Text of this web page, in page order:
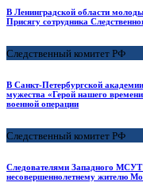
В Ленинградской области
Присягу сотрудника
Следственный комитет РФ
В Санкт-Петербургской
мужества «Герой нашего
военной операции
Следственный комитет РФ
Следователями Западного МСУТ
несовершеннолетнему жителю